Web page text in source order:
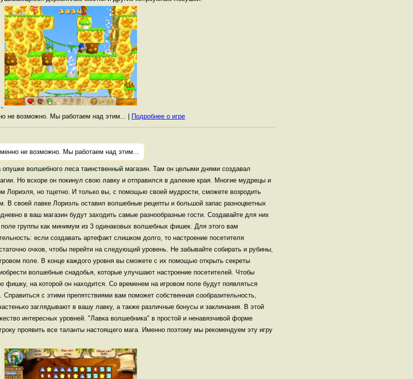
не возможно. Мы работаем над этим... | Подробнее о игре
не возможно. Мы работаем над этим...
волшебного леса таинственный магазин. Там он целыми днями создавал
Но вскоре он покинул свою лавку и отправился в далекие края. Многие мудрецы и
Лориэля, но тщетно. И только вы, с помощью своей мудрости, сможете возродить
В своей лавке Лориэль оставил волшебные рецепты и большой запас разноцветных
в ваш магазин будут заходить самые разнообразные гости. Создавайте для них
группы как минимум из 3 одинаковых волшебных фишек. Для этого вам
если создавать артефакт слишком долго, то настроение посетителя
очков, чтобы перейти на следующий уровень. Не забывайте собирать и рубины,
поле. В конце каждого уровня вы сможете с их помощью открыть секреты
волшебные снадобья, которые улучшают настроение посетителей. Чтобы
фишку, на которой он находится. Со временем на игровом поле будут появляться
с этими препятствиями вам поможет собственная сообразительность,
заглядывают в вашу лавку, а также различные бонусы и заклинания. В этой
интересных уровней. "Лавка волшебника" в простой и ненавязчивой форме
проявить все таланты настоящего мага. Именно поэтому мы рекомендуем эту игру